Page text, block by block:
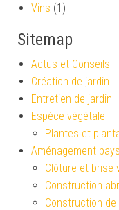
Vins (1)
Sitemap
Actus et Conseils
Création de jardin
Entretien de jardin
Espèce végétale
Plantes et
Aménagement
Clôture et brise-
Construction
Construction de